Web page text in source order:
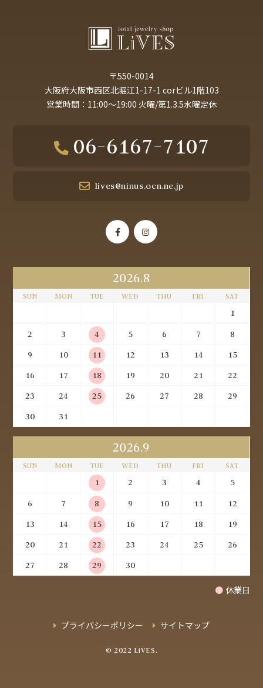
〒550-0014
大阪府大阪市西区北堀江1-17-1 corビル1階103
営業時間：11:00～19:00 火曜/第1.3.5水曜定休
06-6167-7107
lives@ninus.ocn.ne.jp
2026.8
SUN MON TUE WED THU FRI SAT
1
2
3 4 5 6 7
8
9
10 11 12 13 14
15
16
17 18 19 20 21
22
23
24 25 26 27 28
29
30
31
2026.9
SUN MON TUE WED THU FRI SAT
1 2 3 4
5
6
7 8 9 10 11
12
13
14 15 16 17 18
19
20
21 22 23 24 25
26
27
28 29 30
● 休業日
プライバシーポリシー サイトマップ
© 2022 LiVES.